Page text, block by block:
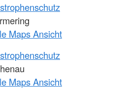
Maps Ansicht
Maps Ansicht